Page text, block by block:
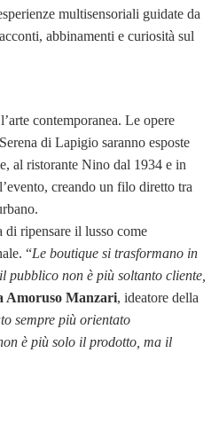
multisensoriali guidate da
abbinamenti e curiosità sul
contemporanea. Le opere
di Lapigio saranno esposte
al ristorante Nino dal 1934 e in
creando un filo diretto tra
di ripensare il lusso come
“Le boutique si trasformano in
pubblico non è più soltanto cliente,
Amoruso Manzari, ideatore della
sempre più orientato
è più solo il prodotto, ma il